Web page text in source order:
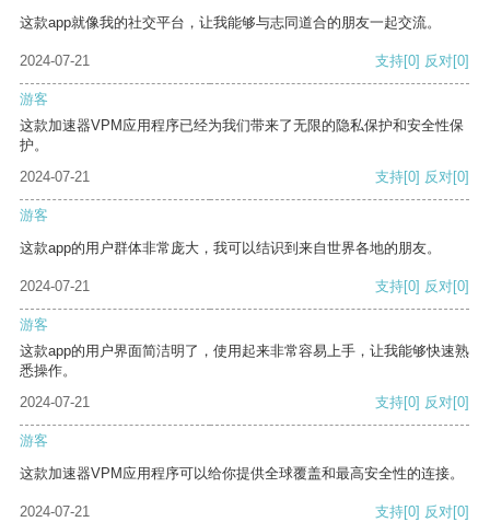
这款app就像我的社交平台，让我能够与志同道合的朋友一起交流。
2024-07-21 支持[0] 反对[0]
游客
这款加速器VPM应用程序已经为我们带来了无限的隐私保护和安全性保
护。
2024-07-21
支持[0] 反对[0]
游客
这款app的用户群体非常庞大，我可以结识到来自世界各地的朋友。
2024-07-21 支持[0] 反对[0]
游客
这款app的用户界面简洁明了，使用起来非常容易上手，让我能够快速熟
悉操作。
2024-07-21
支持[0] 反对[0]
游客
这款加速器VPM应用程序可以给你提供全球覆盖和最高安全性的连接。
2024-07-21 支持[0] 反对[0]